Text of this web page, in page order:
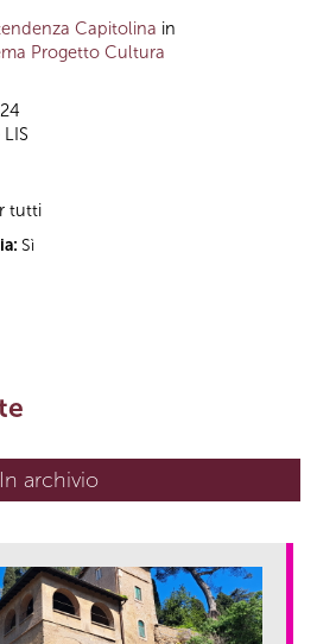
Capitolina in
Progetto Cultura
tutti
Sì
In archivio